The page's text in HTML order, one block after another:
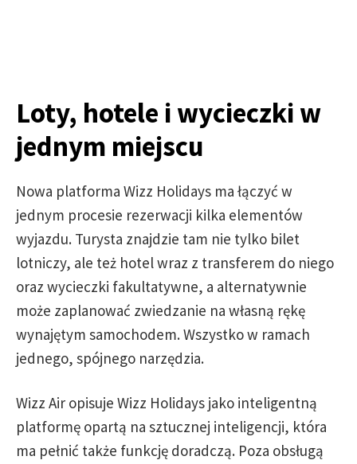
Loty, hotele i wycieczki w
jednym miejscu
Nowa platforma Wizz Holidays ma łączyć w
jednym procesie rezerwacji kilka elementów
wyjazdu. Turysta znajdzie tam nie tylko bilet
lotniczy, ale też hotel wraz z transferem do niego
oraz wycieczki fakultatywne, a alternatywnie
może zaplanować zwiedzanie na własną rękę
wynajętym samochodem. Wszystko w ramach
jednego, spójnego narzędzia.
Wizz Air opisuje Wizz Holidays jako inteligentną
platformę opartą na sztucznej inteligencji, która
ma pełnić także funkcję doradczą. Poza obsługą